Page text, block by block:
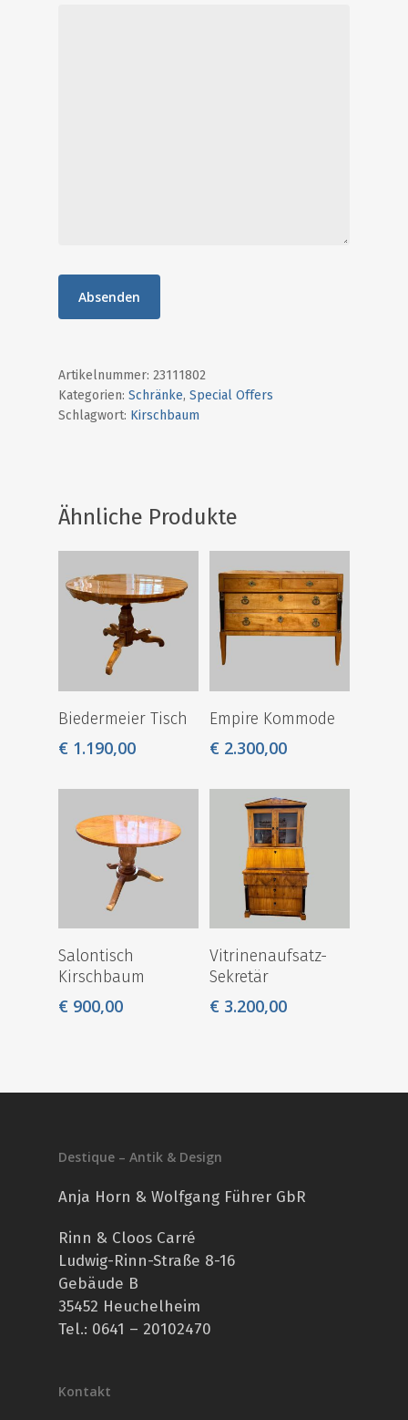
Artikelnummer: 23111802
Kategorien: Schränke, Special Offers
Schlagwort: Kirschbaum
Ähnliche Produkte
Biedermeier Tisch
€ 1.190,00
Empire Kommode
€ 2.300,00
Salontisch
Kirschbaum
€ 900,00
Vitrinenaufsatz-
Sekretär
€ 3.200,00
Destique – Antik & Design
Anja Horn & Wolfgang Führer GbR
Rinn & Cloos Carré
Ludwig-Rinn-Straße 8-16
Gebäude B
35452 Heuchelheim
Tel.: 0641 – 20102470
Kontakt